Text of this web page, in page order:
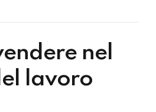
nel
lavoro